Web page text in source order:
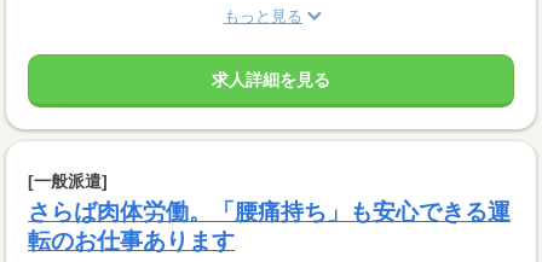
もっと見る
求人詳細を見る
[一般派遣]
さらば肉体労働。「腰痛持ち」も安心できる運
転のお仕事あります